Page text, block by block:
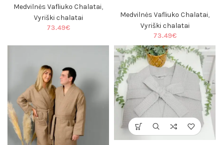
Medvilnės Vafliuko Chalatai,
Vyriški chalatai
73.49€
Medvilnės Vafliuko Chalatai,
Vyriški chalatai
73.49€